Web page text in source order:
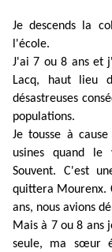
Je descends la
l'école.
J'ai 7 ou 8 ans et
Lacq, haut lieu
désastreuses
populations.
Je tousse à
usines quand le
Souvent. C'est
quittera Mourenx.
ans, nous avions
Mais à 7 ou 8 ans
seule, ma sœur